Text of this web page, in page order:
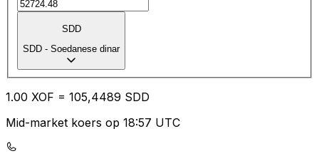
SDD
SDD - Soedanese dinar
1.00 XOF = 105,4489 SDD
Mid-market koers op 18:57 UTC